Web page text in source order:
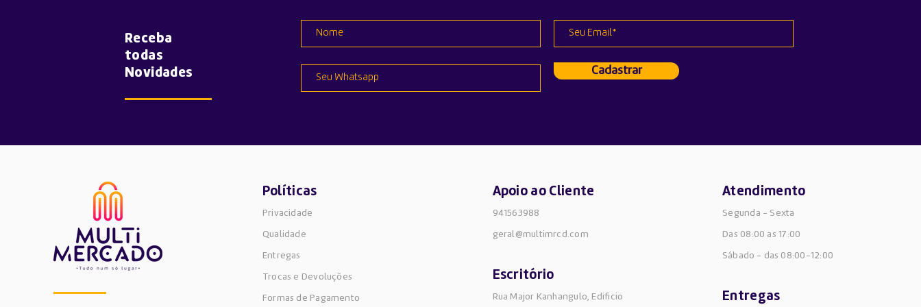
Receba
todas
Novidades
Cadastrar
Políticas
Privacidade
Qualidade
Entregas
Trocas e Devoluções
Formas de Pagamento
Apoio ao Cliente
941563988
geral@multimrcd.com
Escritório
Rua Major Kanhangulo, Edificio
Atendimento
Segunda - Sexta
Das 08:00 as 17:00
Sábado - das 08:00-12:00
Entregas